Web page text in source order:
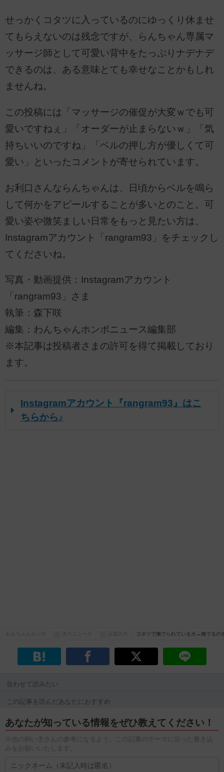
せっかくコタツに入っているのにゆっくり休ませ
てもらえないのは残念ですが、らんちゃん専属マ
ッサージ師として可愛い背中をたっぷりナデナデ
できるのは、ある意味とても幸せなことかもしれ
ませんね。
この投稿には「マッサージの催促が大変ｗでも可
愛いですねぇ」「オーダーが止まらないｗ」「気
持ちいいのですね」「ベルの押し方が優しくて可
愛い」といったコメントが寄せられています。
お利口さんならんちゃんは、日頃からベルを鳴ら
して何かをアピールすることが多いとのこと。可
愛い姿や微笑ましい日常をもっと見たい方は、
Instagramアカウント「rangram93」をチェックし
てくださいね。
写真・動画提供：Instagramアカウント
「rangram93」さま
執筆：森下咲
編集：わんちゃんホンポニュース編集部
※本記事は投稿者さまの許可を得て掲載しており
ます。
Instagramアカウント『rangram93』はこ
ちらから♪
コタツで撫でられている犬→撫でるの
合わせて読みたい
この記事を読んだあなたにおすすめ
あなたが知っている情報をぜひ教えてください！
※他の飼い主さんの参考になるよう、この記事のテーマに沿った書き込
みをお願いいたします。